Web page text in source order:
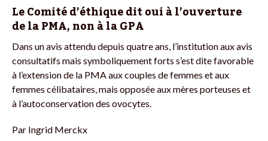
Le Comité d’éthique dit oui à l’ouverture
de la PMA, non à la GPA
Dans un avis attendu depuis quatre ans, l’institution aux avis
consultatifs mais symboliquement forts s’est dite favorable
à l’extension de la PMA aux couples de femmes et aux
femmes célibataires, mais opposée aux mères porteuses et
à l’autoconservation des ovocytes.
Par Ingrid Merckx